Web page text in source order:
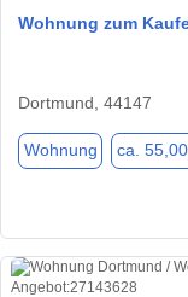
Wohnung zum
Dortmund, 44147
Wohnung ca.